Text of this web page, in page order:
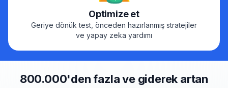
Optimize et
Geriye dönük test, önceden hazırlanmış stratejiler
ve yapay zeka yardımı
800.000'den fazla ve giderek artan